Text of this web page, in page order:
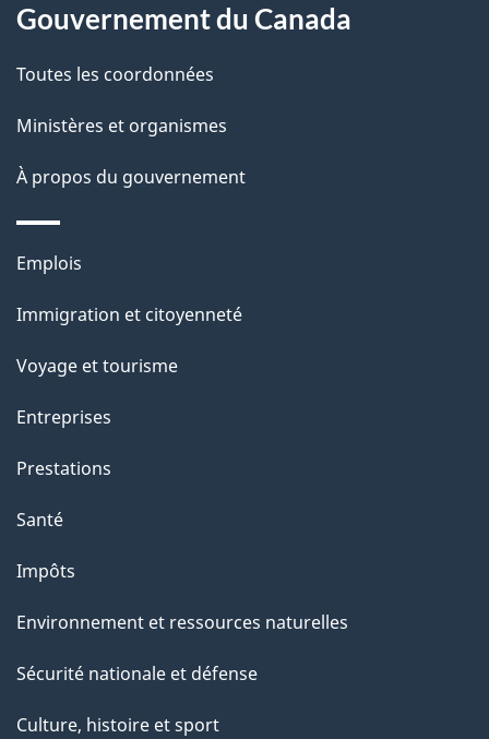
i
l
s
d
e
l
a
p
a
g
e
propos
de
ce
site
Gouvernement du Canada
Toutes les coordonnées
Ministères et organismes
À propos du gouvernement
Thèmes
sujets
Emplois
Immigration et citoyenneté
Voyage et tourisme
Entreprises
Prestations
Santé
Impôts
Environnement et ressources naturelles
Sécurité nationale et défense
Culture, histoire et sport